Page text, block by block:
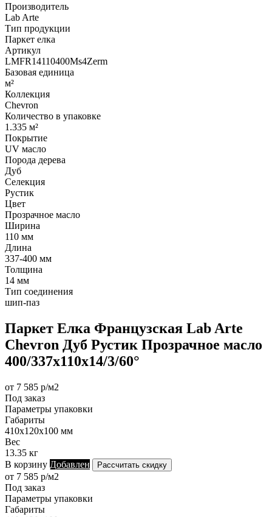
Производитель
Lab Arte
Тип продукции
Паркет елка
Артикул
LMFR14110400Ms4Zerm
Базовая единица
м²
Коллекция
Chevron
Количество в упаковке
1.335 м²
Покрытие
UV масло
Порода дерева
Дуб
Селекция
Рустик
Цвет
Прозрачное масло
Ширина
110 мм
Длина
337-400 мм
Толщина
14 мм
Тип соединения
шип-паз
Паркет Елка Французская Lab Arte
Chevron Дуб Рустик Прозрачное масло
400/337х110х14/3/60°
от 7 585 р/м2
Под заказ
Параметры упаковки
Габариты
410х120х100 мм
Вес
13.35 кг
В корзину Добавлен Рассчитать скидку
от 7 585 р/м2
Под заказ
Параметры упаковки
Габариты